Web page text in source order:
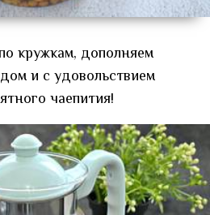
кружкам, дополняем
и с удовольствием
чаепития!